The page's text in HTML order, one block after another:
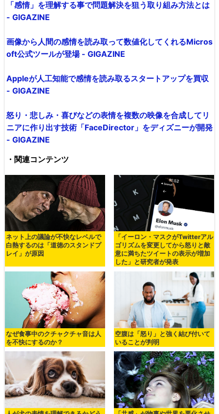
「感情」を理解する事で問題解決を狙う取り組み方法とは
- GIGAZINE
画像から人間の感情を読み取って数値化してくれるMicros
oft公式ツールが登場 - GIGAZINE
Appleが人工知能で感情を読み取るスタートアップを買収
- GIGAZINE
怒り・悲しみ・喜びなどの表情を複数の映像を合成してリ
ニアに作り出す技術「FaceDirector」をディズニーが開発
- GIGAZINE
・関連コンテンツ
ネット上の議論が不快なレベルで
白熱するのは「道徳のスタンドプ
レイ」が原因
「イーロン・マスクがTwitterアル
ゴリズムを変更してから怒りと敵
意に満ちたツイートの表示が増加
した」と研究者が発表
なぜ食事中のクチャクチャ音は人
を不快にするのか？
空腹は「怒り」と強く結び付いて
いることが判明